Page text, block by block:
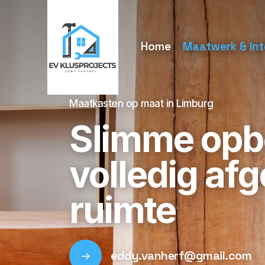
Home Maatwerk &
Maatkasten op maat in Limburg
Slimme
volledig
ruimte
eddy.vanherf@gmail.com